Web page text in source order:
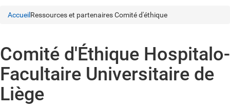
Accueil Ressources et partenairesComité d'éthique
Comité d'Éthique Hospitalo-
Facultaire Universitaire de
Liège